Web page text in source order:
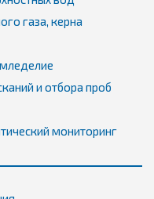
газа, керна
и отбора проб
мониторинг